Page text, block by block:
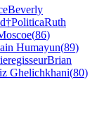
Beverly
†PoliticaRuth
(86)
Humayun(89)
Brian
Ghelichkhani(80)